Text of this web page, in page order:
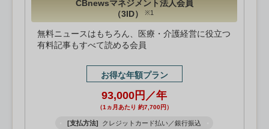
CBnewsマネジメント法人会員
（3ID）
※1
無料ニュースはもちろん、医療・介護経営に役立つ
有料記事もすべて読める会員
お得な年額プラン
93,000円／年
（1ヵ月あたり 約7,700円）
[支払方法] クレジットカード払い／銀行振込